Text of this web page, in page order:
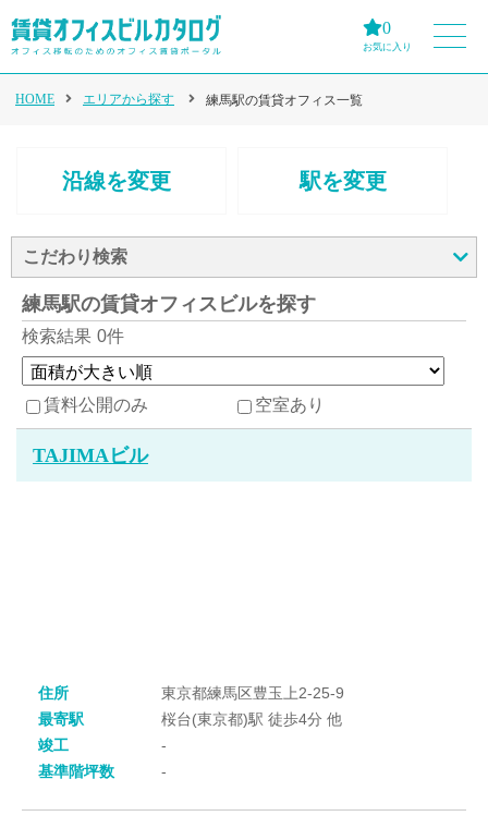
0
お気に入り
HOME エリアから探す 練馬駅の賃貸オフィス一覧
沿線を変更 駅を変更
こだわり検索
練馬駅の賃貸オフィスビルを探す
検索結果 0件
賃料公開のみ 空室あり
TAJIMAビル
住所
東京都練馬区豊玉上2-25-9
最寄駅
桜台(東京都)駅 徒歩4分 他
竣工
-
基準階坪数
-